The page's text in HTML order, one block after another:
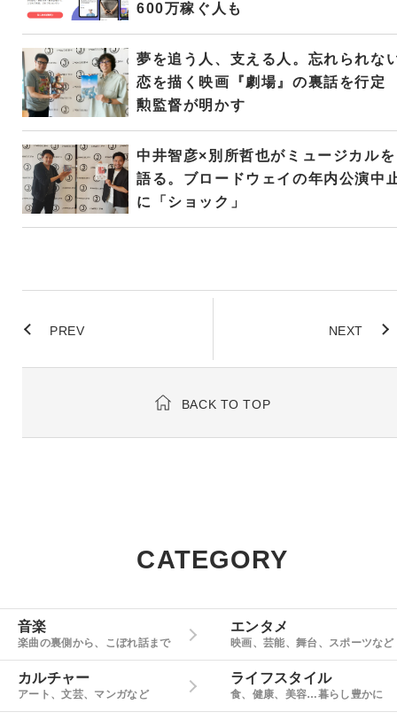
600万稼ぐ人も
夢を追う人、支える人。忘れられな
恋を描く映画『劇場』の裏話を行定
勲監督が明かす
中井智彦×別所哲也がミュージカルを
語る。ブロードウェイの年内公演中
に「ショック」
PREV NEXT
BACK TO TOP
CATEGORY
音楽
楽曲の裏側から、こぼれ話まで
エンタメ
映画、芸能、舞台、スポーツなど
カルチャー
アート、文芸、マンガなど
ライフスタイル
食、健康、美容…暮らし豊かに